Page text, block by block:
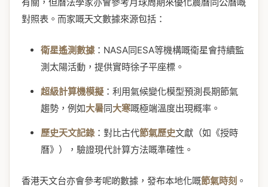
對照表。而家嘅天文數據來源包括：
衛星遙測數據 ：NASA同ESA等機構嘅衛星會持續監
測太陽活動，提供實時徐子平座標。
超級計算機模擬 ：利用氣候變化模型預測長期節氣
趨勢，例如大暑同大寒嘅極端溫度出現概率。
歷史天文記錄：對比古代節氣歷史文獻（如《授時
曆》），驗證現代計算方法嘅準確性。
香港天文台亦會參考呢啲數據，發布本地化嘅節氣時刻 。